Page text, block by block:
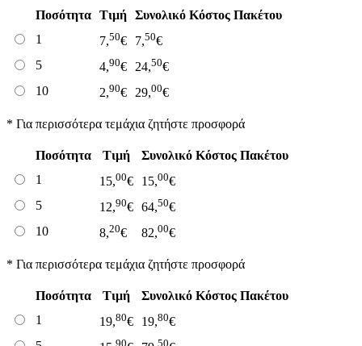
Ποσότητα Τιμή Συνολικό Κόστος Πακέτου
1
7,50€ 7,50€
5
4,90€ 24,50€
10
2,90€ 29,00€
* Για περισσότερα τεμάχια ζητήστε προσφορά
Ποσότητα Τιμή
Συνολικό Κόστος Πακέτου
1
15,00€ 15,00€
5
12,90€ 64,50€
10
8,20€ 82,00€
* Για περισσότερα τεμάχια ζητήστε προσφορά
Ποσότητα Τιμή
Συνολικό Κόστος Πακέτου
1
19,80€ 19,80€
90 50